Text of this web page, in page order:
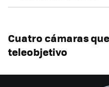
Cuatro cámaras
teleobjetivo